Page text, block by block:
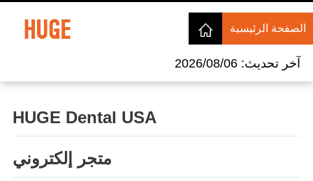
آخر تحديث: 2026/08/06
الصفحة الرئيسية
HUGE Dental USA
متجر إلكتروني